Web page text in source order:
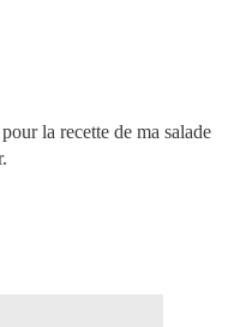
la recette de ma salade